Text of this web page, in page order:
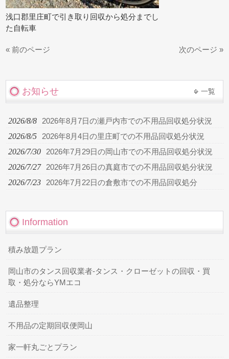
浅口郡里庄町で引き取り回収から処分までし
た自転車
« 前のページ 次のページ »
お知らせ 一覧
2026/8/8 2026年8月7日の瀬戸内市での不用品回収処分状況
2026/8/5 2026年8月4日の里庄町での不用品回収処分状況
2026/7/30 2026年7月29日の岡山市での不用品回収処分状況
2026/7/27 2026年7月26日の真庭市での不用品回収処分状況
2026/7/23 2026年7月22日の倉敷市での不用品回収処分
Information
積み放題プラン
岡山市のタンス回収業者-タンス・クローゼットの回収・買
取・処分ならYMエコ
遺品整理
不用品の定期回収便岡山
家一軒丸ごとプラン